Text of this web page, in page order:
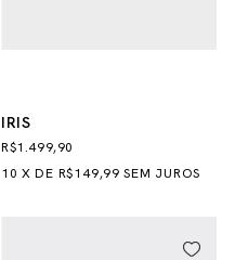
IRIS
R$1.499,90
10 XDE R$149,99 SEM JUROS